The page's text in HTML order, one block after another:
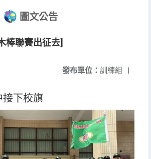
圖文公告
棒聯賽出征去]
發布單位： 訓練組 |
接下校旗